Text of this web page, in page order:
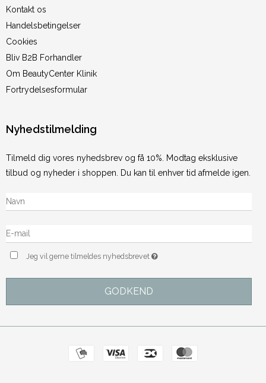
Kontakt os
Handelsbetingelser
Cookies
Bliv B2B Forhandler
Om BeautyCenter Klinik
Fortrydelsesformular
Nyhedstilmelding
Tilmeld dig vores nyhedsbrev og få 10%. Modtag eksklusive
tilbud og nyheder i shoppen. Du kan til enhver tid afmelde igen.
Jeg vil gerne tilmeldes nyhedsbrevet
GODKEND